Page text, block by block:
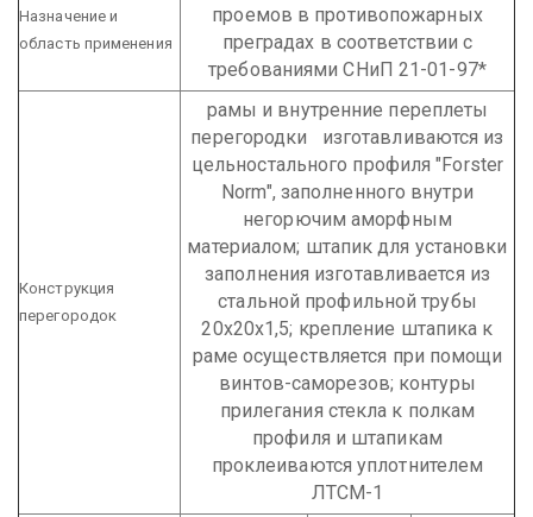
Назначение и
область применения
проемов в противопожарных
преградах в соответствии с
требованиями СНиП 21-01-97*
Конструкция
перегородок
рамы и внутренние переплеты
перегородки изготавливаются из
цельностального профиля "Forster
Norm", заполненного внутри
негорючим аморфным
материалом; штапик для установки
заполнения изготавливается из
стальной профильной трубы
20х20х1,5; крепление штапика к
раме осуществляется при помощи
винтов-саморезов; контуры
прилегания стекла к полкам
профиля и штапикам
проклеиваются уплотнителем
ЛТСМ-1